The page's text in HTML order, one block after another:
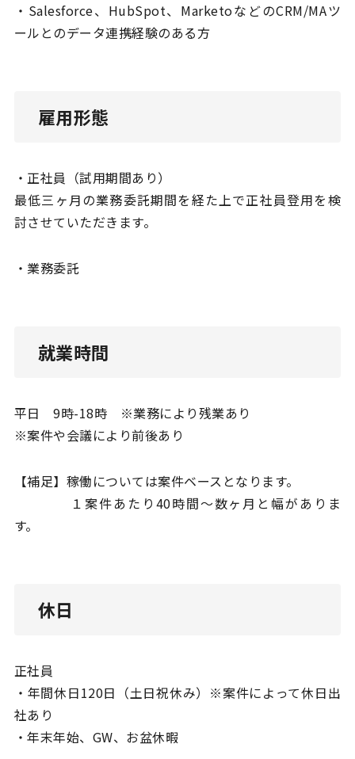
・Salesforce、HubSpot、MarketoなどのCRM/MAツ
ールとのデータ連携経験のある方
雇用形態
・正社員（試用期間あり）
最低三ヶ月の業務委託期間を経た上で正社員登用を検
討させていただきます。
・業務委託
就業時間
平日 9時-18時 ※業務により残業あり
※案件や会議により前後あり
【補足】稼働については案件ベースとなります。
１案件あたり40時間〜数ヶ月と幅がありま
す。
休日
正社員
・年間休日120日（土日祝休み）※案件によって休日出
社あり
・年末年始、GW、お盆休暇